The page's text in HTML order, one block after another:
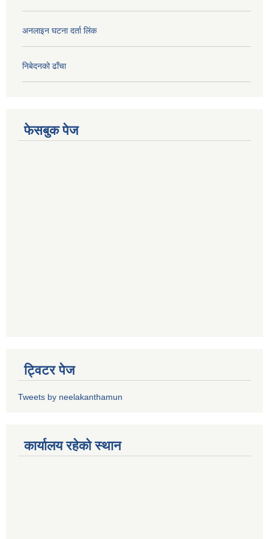
अनलाइन घटना दर्ता लिंक
निबेदनको ढाँचा
फेसबुक पेज
ट्विटर पेज
Tweets by neelakanthamun
कार्यालय रहेको स्थान